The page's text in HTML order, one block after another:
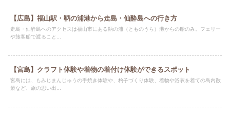
【広島】福山駅・鞆の浦港から走島・仙酔島への行き方
走島・仙酔島へのアクセスは福山市にある鞆の浦（とものうら）港からの船のみ。フェリー
や旅客船で渡ること...
【宮島】クラフト体験や着物の着付け体験ができるスポット
宮島には、もみじまんじゅうの手焼き体験や、杓子づくり体験、着物や浴衣を着ての島内散
策など、旅の思い出...